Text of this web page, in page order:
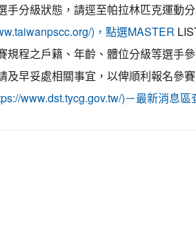
手分級狀態，請逕至帕拉林匹克運動
)，點選MASTER
規程之戶籍、年齡、體位分級等選手
及早妥處相關事宜，以俾順利報名參
www.dst.tycg.gov.tw/)－最新消息區